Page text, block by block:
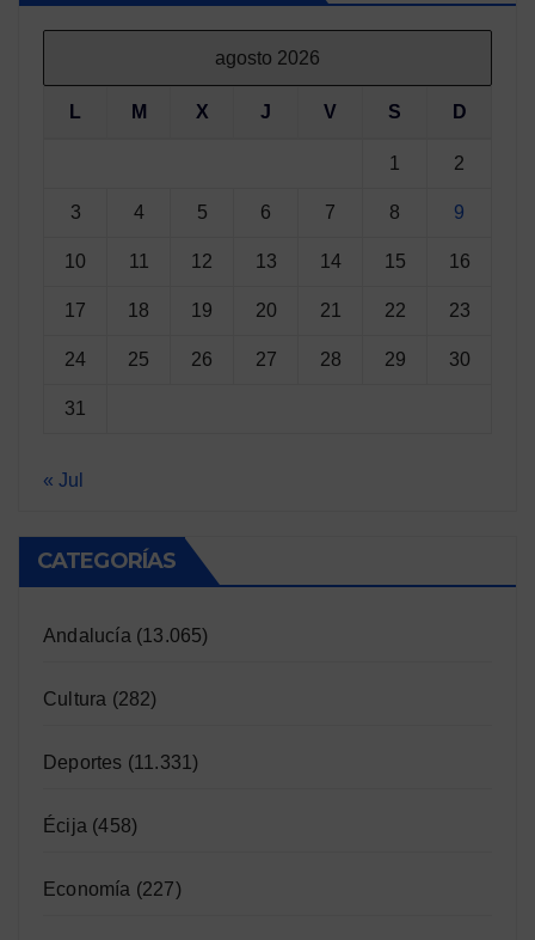
agosto 2026
L M X J V S D
1 2
3 4 5 6 7 8 9
10 11 12 13 14 15 16
17 18 19 20 21 22 23
24 25 26 27 28 29 30
31
« Jul
CATEGORÍAS
Andalucía (13.065)
Cultura (282)
Deportes (11.331)
Écija (458)
Economía (227)